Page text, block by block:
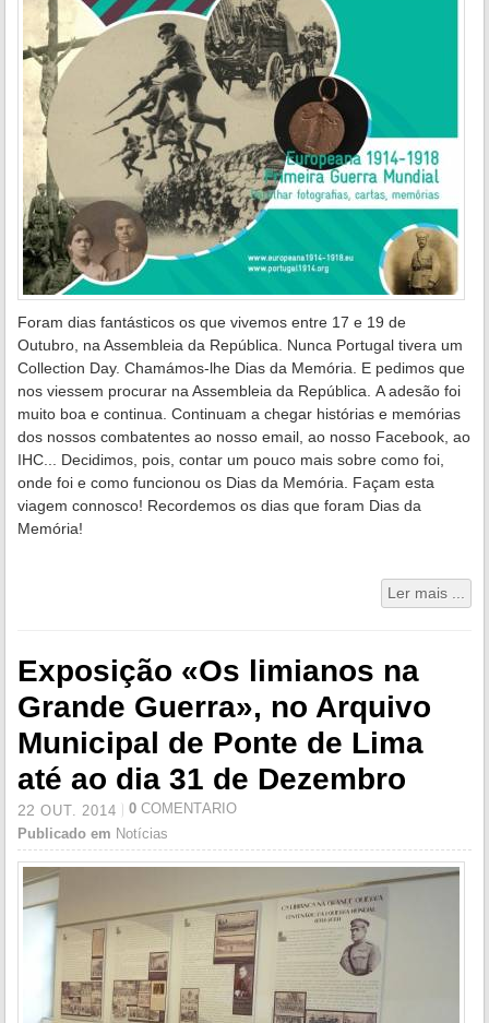
Foram dias fantásticos os que vivemos entre 17 e 19 de
Outubro, na Assembleia da República. Nunca Portugal tivera um
Collection Day. Chamámos-lhe Dias da Memória. E pedimos que
nos viessem procurar na Assembleia da República. A adesão foi
muito boa e continua. Continuam a chegar histórias e memórias
dos nossos combatentes ao nosso email, ao nosso Facebook, ao
IHC... Decidimos, pois, contar um pouco mais sobre como foi,
onde foi e como funcionou os Dias da Memória. Façam esta
viagem connosco! Recordemos os dias que foram Dias da
Memória!
Ler mais ...
Exposição «Os limianos na
Grande Guerra», no Arquivo
Municipal de Ponte de Lima
até ao dia 31 de Dezembro
22 OUT. 2014 0 COMENTÁRIO
Publicado em Notícias